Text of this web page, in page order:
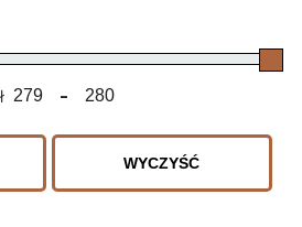
Minimum Price
-
Maximum Price
WYCZYŚĆ